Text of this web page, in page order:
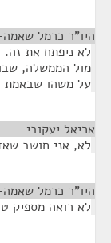
היו"ר כרמל
לא ניפתח את זה.
מול הממשלה,
על משהו שבאמת
אריאל יעקובי
לא, אני חושב
היו"ר כרמל
לא רואה מספיק